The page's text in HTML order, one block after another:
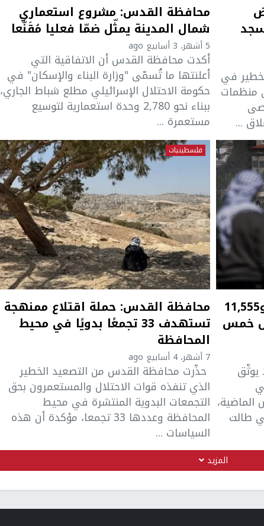
في
منظمات
...
محافظة القدس: مشروع استعماري
شمال المدينة يمثّل ضمّا فعليا مُقَنَّعا
5 أشهر، 3 أسابيع ago
أكدت محافظة القدس أن الاتفاقية التي
أعلنتها ما تُسمّى "وزارة البناء والإسكان" في
حكومة الاحتلال الإسرائيلي مطلع شباط الجاري،
ببناء نحو 2,780 وحدة استعمارية لتوسيع
مستعمرة ...
محافظة القدس: 144 شهيدا و11,555
خلال خمس
طالت
فلسطينيات
محافظة القدس: حملة اقتلاع ممنهجة
تستهدف 33 تجمعًا بدويًا في محيط
المحافظة
7 أشهر، 4 أسابيع ago
حذّرت محافظة القدس من التصعيد الخطير
الذي تنفذه قوات الاحتلال والمستعمرون بحق
التجمعات البدوية المنتشرة في محيط
المحافظة وعددها 33 تجمعا، مؤكدة أن هذه
السياسات ...
المزيد